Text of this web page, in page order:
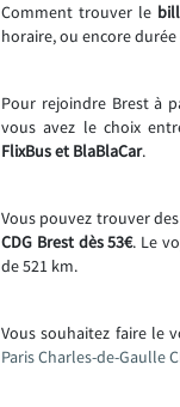
Comment trouver le
horaire, ou encore
Pour rejoindre Brest à
vous avez le choix
FlixBus et BlaBlaCar.
Vous pouvez trouver des
CDG Brest dès 53€. Le
de 521 km.
Vous souhaitez faire le
Paris Charles-de-Gaulle